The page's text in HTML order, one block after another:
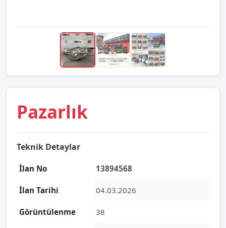
Pazarlık
Teknik Detaylar
İlan No 13894568
İlan Tarihi 04.03.2026
Görüntülenme 38